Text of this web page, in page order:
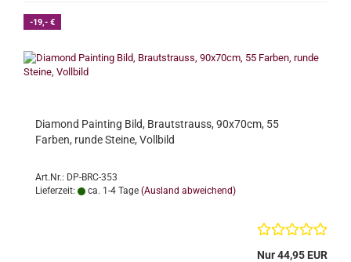
-19,- €
Diamond Painting Bild, Brautstrauss, 90x70cm, 55
Farben, runde Steine, Vollbild
Art.Nr.: DP-BRC-353
Lieferzeit:
ca. 1-4 Tage (Ausland abweichend)
Nur 44,95 EUR